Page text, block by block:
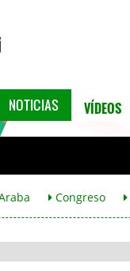
NOTICIAS VÍDEOS
Congreso